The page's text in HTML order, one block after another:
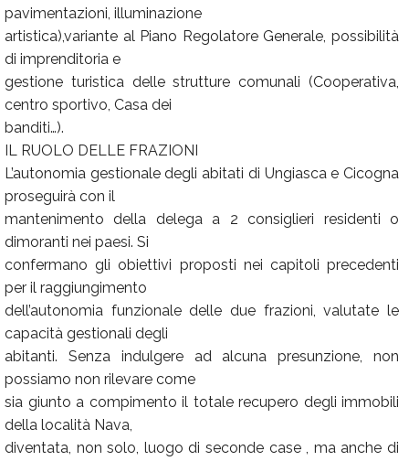
pavimentazioni, illuminazione
artistica),variante al Piano Regolatore Generale, possibilità
di imprenditoria e
gestione turistica delle strutture comunali (Cooperativa,
centro sportivo, Casa dei
banditi…).
IL RUOLO DELLE FRAZIONI
L’autonomia gestionale degli abitati di Ungiasca e Cicogna
proseguirà con il
mantenimento della delega a 2 consiglieri residenti o
dimoranti nei paesi. Si
confermano gli obiettivi proposti nei capitoli precedenti
per il raggiungimento
dell’autonomia funzionale delle due frazioni, valutate le
capacità gestionali degli
abitanti. Senza indulgere ad alcuna presunzione, non
possiamo non rilevare come
sia giunto a compimento il totale recupero degli immobili
della località Nava,
diventata, non solo, luogo di seconde case , ma anche di